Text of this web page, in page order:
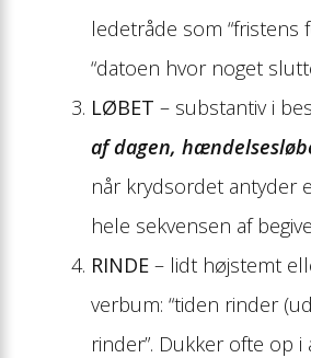
ledetråde som “fristens
“datoen hvor noget
LØBET – substantiv i
af dagen,
når krydsordet antyder
hele sekvensen af
RINDE – lidt højstemt
verbum: “tiden rinder
rinder”. Dukk­er ofte op